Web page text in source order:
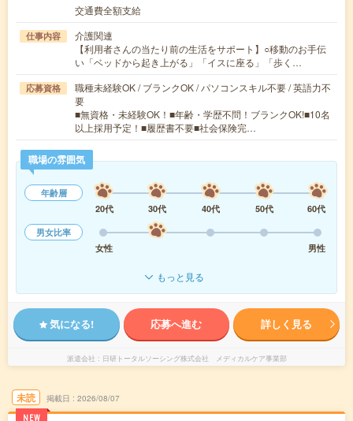
交通費全額支給
仕事内容
介護関連
【利用者さんの当たり前の生活をサポート】○移動のお手伝
い「ベッドから起き上がる」「イスに座る」「歩く…
応募資格
職種未経験OK / ブランクOK / パソコンスキル不要 / 英語力不
要
■無資格・未経験OK！■年齢・学歴不問！ブランクOK!■10名
以上採用予定！■履歴書不要■社会保険完…
職場の雰囲気
年齢層
20代
30代 40代 50代
60代
男女比率
女性
男性
もっと見る
気になる! 応募へ進む 詳しく見る
派遣会社 日研トータルソーシング株式会社 メディカルケア事業部
未読
NEW
掲載日 2026/08/07